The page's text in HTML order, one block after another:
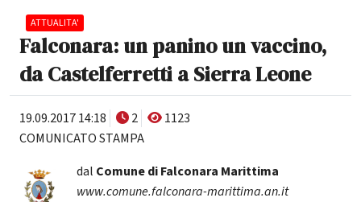
ATTUALITA'
Falconara: un panino un vaccino,
da Castelferretti a Sierra Leone
19.09.2017 14:18 2
1123
COMUNICATO STAMPA
dal Comune di Falconara Marittima
www.comune.falconara-marittima.an.it